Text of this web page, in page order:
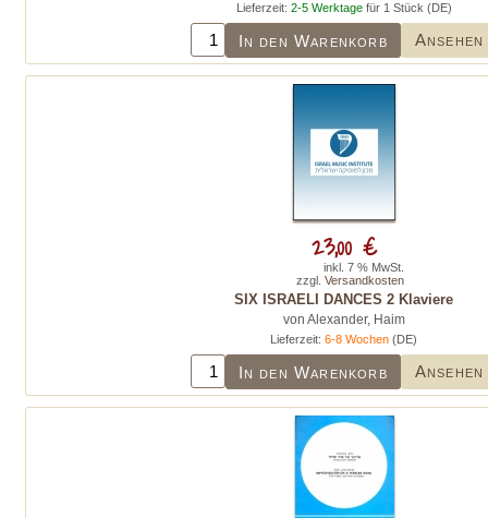
Lieferzeit: 2-5 Werktagefür 1 Stück (DE)
In den Warenkorb Ansehen
SIX ISRAELI DANCES 2 Klaviere
von Alexander, Haim
Lieferzeit:6-8 Wochen (DE)
In den Warenkorb Ansehen
23,00 €
inkl. 7 % MwSt.
zzgl. Versandkosten